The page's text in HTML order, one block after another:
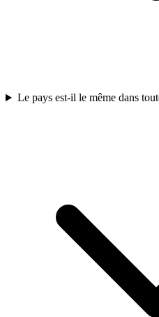
Le pays est-il le même dans